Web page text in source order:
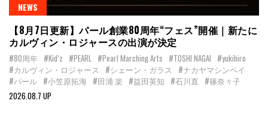
NEWS
【8月7日更新】パール創業80周年“フェス”開催｜新たに
カルヴィン・ロジャースの出演が決定
#80周年 #Kid’z #PEARL #Pearl Marching Arts #TOSHI NAGAI #yukihiro
#カルヴィン・ロジャース
#シェーン・ガラス
#ナカヤマシンペイ
#パール #小笠原拓海 #田浦 楽 #益田英知 #石川直 #篠奈々子
2026.08.7 UP